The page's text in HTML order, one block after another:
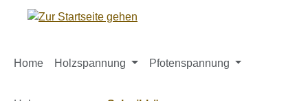
Hauptinhalt springen
Zur Suche springen
Zur Hauptnavigation springen
Home Holzspannung Pfotenspannung